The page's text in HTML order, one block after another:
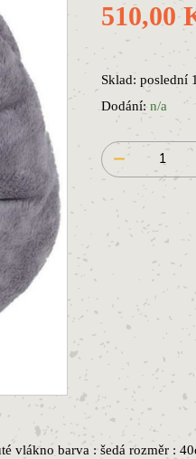
510,00
Sklad: poslední
Dodání:n/a
vlákno barva : šedá rozměr :